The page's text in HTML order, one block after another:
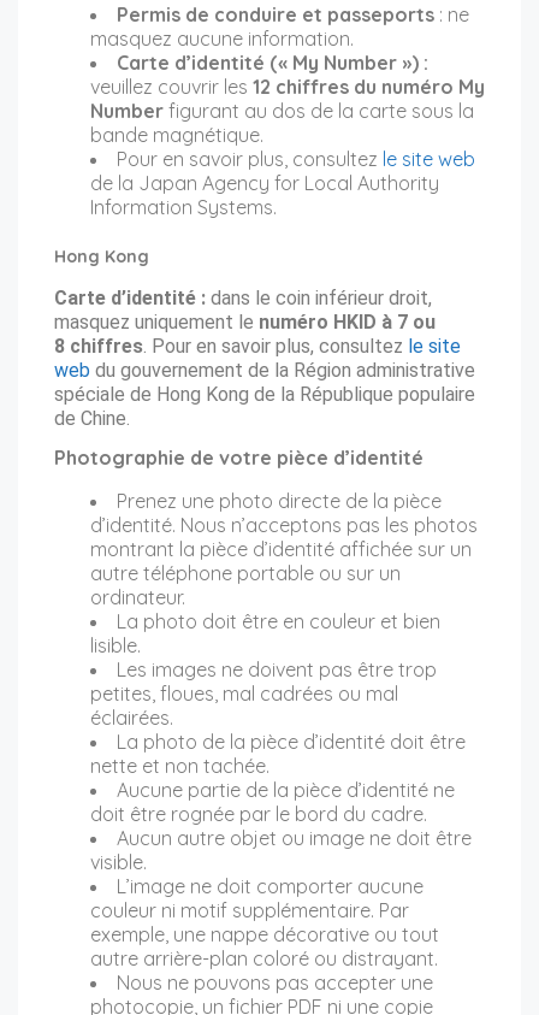
Permis de conduire et passeports : ne
masquez aucune information.
Carte d’identité (« My Number ») :
veuillez couvrir les 12 chiffres du numéro My
Number figurant au dos de la carte sous la
bande magnétique.
Pour en savoir plus, consultez le site web
de la Japan Agency for Local Authority
Information Systems.
Hong Kong
Carte d’identité : dans le coin inférieur droit,
masquez uniquement le numéro HKID à 7 ou
8 chiffres. Pour en savoir plus, consultez le site
web du gouvernement de la Région administrative
spéciale de Hong Kong de la République populaire
de Chine.
Photographie de votre pièce d’identité
Prenez une photo directe de la pièce
d’identité. Nous n’acceptons pas les photos
montrant la pièce d’identité affichée sur un
autre téléphone portable ou sur un
ordinateur.
La photo doit être en couleur et bien
lisible.
Les images ne doivent pas être trop
petites, floues, mal cadrées ou mal
éclairées.
La photo de la pièce d’identité doit être
nette et non tachée.
Aucune partie de la pièce d’identité ne
doit être rognée par le bord du cadre.
Aucun autre objet ou image ne doit être
visible.
L’image ne doit comporter aucune
couleur ni motif supplémentaire. Par
exemple, une nappe décorative ou tout
autre arrière-plan coloré ou distrayant.
Nous ne pouvons pas accepter une
photocopie, un fichier PDF ni une copie